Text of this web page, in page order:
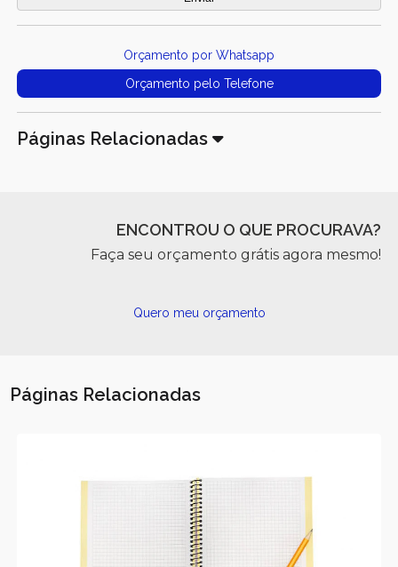
Orçamento por Whatsapp
Orçamento pelo Telefone
Páginas Relacionadas
ENCONTROU O QUE PROCURAVA?
Faça seu orçamento grátis agora mesmo!
Quero meu orçamento
Páginas Relacionadas